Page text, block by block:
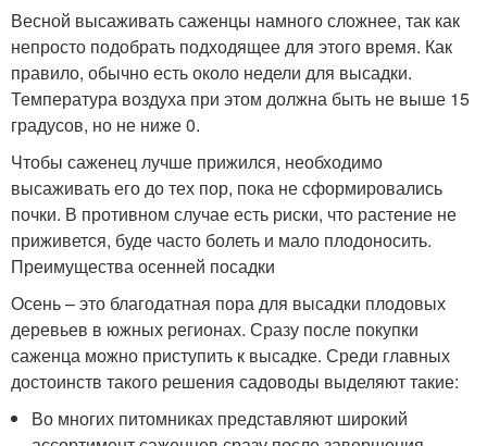
Весной высаживать саженцы намного сложнее, так как
непросто подобрать подходящее для этого время. Как
правило, обычно есть около недели для высадки.
Температура воздуха при этом должна быть не выше 15
градусов, но не ниже 0.
Чтобы саженец лучше прижился, необходимо
высаживать его до тех пор, пока не сформировались
почки. В противном случае есть риски, что растение не
приживется, буде часто болеть и мало плодоносить.
Преимущества осенней посадки
Осень – это благодатная пора для высадки плодовых
деревьев в южных регионах. Сразу после покупки
саженца можно приступить к высадке. Среди главных
достоинств такого решения садоводы выделяют такие:
Во многих питомниках представляют широкий